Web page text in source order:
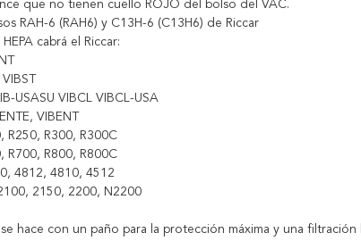
que no tienen cuello ROJO del bolso del VAC.
RAH-6 (RAH6) y C13H-6 (C13H6) de Riccar
cabrá el Riccar:
USASU VIBCL VIBCL-USA
VIBENT
R250, R300, R300C
R700, R800, R800C
4812, 4810, 4512
2150, 2200, N2200
hace con un paño para la protección máxima y una filtración